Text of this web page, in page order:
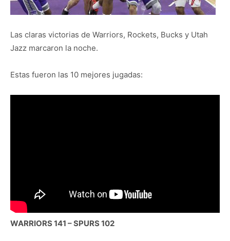
Las claras victorias de Warriors, Rockets, Bucks y Utah
Jazz marcaron la noche.
Estas fueron las 10 mejores jugadas:
WARRIORS 141 – SPURS 102